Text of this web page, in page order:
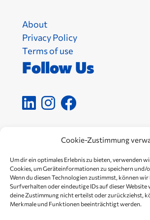
Cookie-Zustimmung
Um dir ein optimales Erlebnis zu bieten, verwenden
Cookies, um Geräteinformationen zu speichern und/
Wenn du diesen Technologien zustimmst, können wir
Surfverhalten oder eindeutige IDs auf dieser Website
deine Zustimmung nicht erteilst oder zurückziehst,
Merkmale und Funktionen beeinträchtigt werden.
About
Privacy Policy
Terms of use
Follow Us